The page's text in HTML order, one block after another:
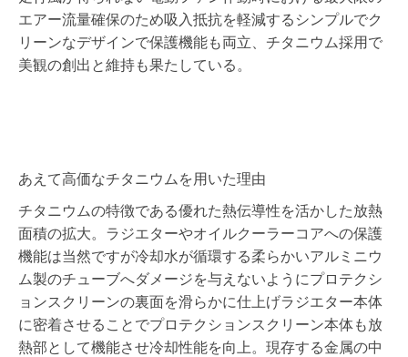
エアー流量確保のため吸入抵抗を軽減するシンプルでク
リーンなデザインで保護機能も両立、チタニウム採用で
美観の創出と維持も果たしている。
あえて高価なチタニウムを用いた理由
チタニウムの特徴である優れた熱伝導性を活かした放熱
面積の拡大。ラジエターやオイルクーラーコアへの保護
機能は当然ですが冷却水が循環する柔らかいアルミニウ
ム製のチューブへダメージを与えないようにプロテクシ
ョンスクリーンの裏面を滑らかに仕上げラジエター本体
に密着させることでプロテクションスクリーン本体も放
熱部として機能させ冷却性能を向上。現存する金属の中